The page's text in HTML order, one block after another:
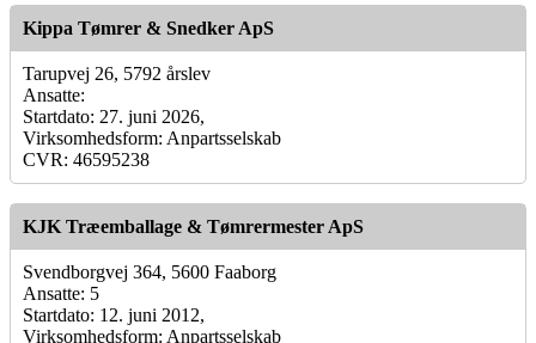
Kippa Tømrer & Snedker ApS
Tarupvej 26, 5792 årslev
Ansatte:
Startdato: 27. juni 2026,
Virksomhedsform: Anpartsselskab
CVR: 46595238
KJK Træemballage & Tømrermester ApS
Svendborgvej 364, 5600 Faaborg
Ansatte: 5
Startdato: 12. juni 2012,
Virksomhedsform: Anpartsselskab